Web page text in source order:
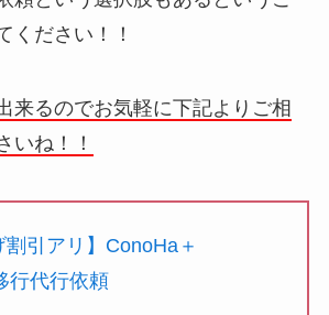
ください！！
来るのでお気軽に下記よりご相
いね！！
割引アリ】ConoHa＋
行代行依頼